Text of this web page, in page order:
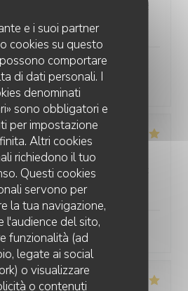
e i suoi partner
cookies su questo
comportare
di dati personali. I
denominati
sono obbligatori e
per impostazione
Altri cookies
richiedono il tuo
Questi cookies
servono per
la tua navigazione,
l'audience del sito,
funzionalità (ad
legate ai social
o visualizzare
o contenuti
:
food and lovely experience
Delicious ❤️
2
:5 /5 Cucina :5/5 Qualità / Prezzo
service. Recommended.